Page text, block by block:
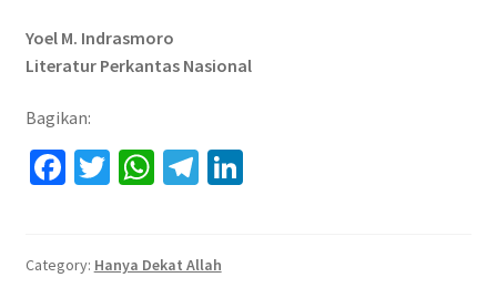
Yoel M. Indrasmoro
Literatur Perkantas Nasional
Bagikan:
Fa
o
T
er
W
sA
Te
a
Li
Category: Hanya Dekat Allah